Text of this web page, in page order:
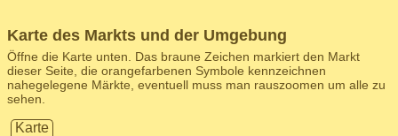
Karte des Markts und der Umgebung
Öffne die Karte unten. Das braune Zeichen markiert den Markt
dieser Seite, die orangefarbenen Symbole kennzeichnen
nahegelegene Märkte, eventuell muss man rauszoomen um alle zu
sehen.
Karte